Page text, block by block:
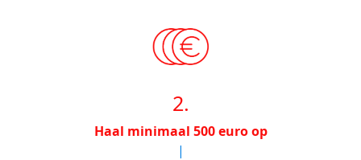
2.
Haal minimaal 500 euro op
|